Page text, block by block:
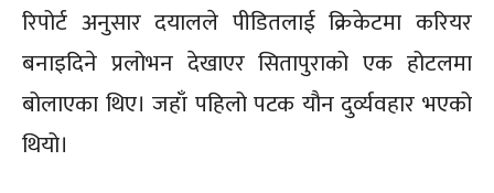
रिपोर्ट अनुसार दयालले पीडितलाई क्रिकेटमा करियर
बनाइदिने प्रलोभन देखाएर सितापुराको एक होटलमा
बोलाएका थिए। जहाँ पहिलो पटक यौन दुर्व्यवहार भएको
थियो।